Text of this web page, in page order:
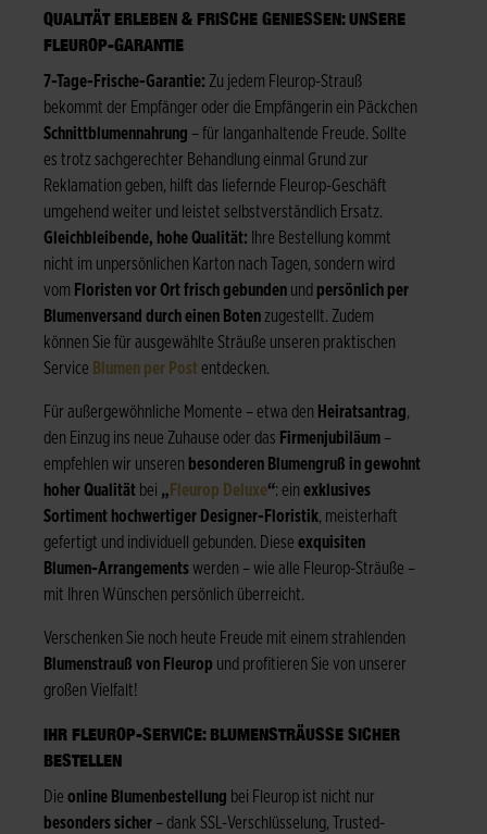
QUALITÄT ERLEBEN & FRISCHE GENIESSEN: UNSERE F
LEUROP-GARANTIE
7-Tage-Frische-Garantie: Zu jedem Fleurop-Strauß
bekommt der Empfänger oder die Empfängerin ein Päckchen
Schnittblumennahrung – für langanhaltende Freude. Sollte
es trotz sachgerechter Behandlung einmal Grund zur
Reklamation geben, hilft das liefernde Fleurop-Geschäft
umgehend weiter und leistet selbstverständlich Ersatz.
Gleichbleibende, hohe Qualität: Ihre Bestellung kommt
nicht im unpersönlichen Karton nach Tagen, sondern wird
vom Floristen vor Ort frisch gebunden und persönlich per
Blumenversand durch einen Boten zugestellt. Zudem
können Sie für ausgewählte Sträuße unseren praktischen
Service Blumen per Post entdecken.
Für außergewöhnliche Momente – etwa den Heiratsantrag,
den Einzug ins neue Zuhause oder das Firmenjubiläum –
empfehlen wir unseren besonderen Blumengruß in gewohnt
hoher Qualität bei „ Fleurop Deluxe“: ein exklusives
Sortiment hochwertiger Designer-Floristik, meisterhaft
gefertigt und individuell gebunden. Diese exquisiten
Blumen-Arrangementswerden – wie alle Fleurop-Sträuße –
mit Ihren Wünschen persönlich überreicht.
Verschenken Sie noch heute Freude mit einem strahlenden
Blumenstrauß von Fleurop und profitieren Sie von unserer
großen Vielfalt!
IHR FLEUROP-SERVICE: BLUMENSTRÄUSSE SICHER B
ESTELLEN
Die online Blumenbestellung bei Fleurop ist nicht nur
besonders sicher – dank SSL-Verschlüsselung, Trusted-